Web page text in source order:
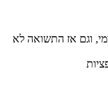
וגם אז התשואה לא